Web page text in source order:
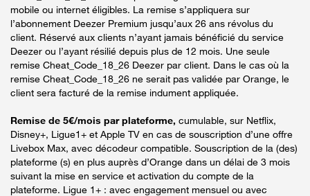
mobile ou internet éligibles. La remise s’appliquera sur
l’abonnement Deezer Premium jusqu’aux 26 ans révolus du
client. Réservé aux clients n’ayant jamais bénéficié du service
Deezer ou l’ayant résilié depuis plus de 12 mois. Une seule
remise Cheat_Code_18_26 Deezer par client. Dans le cas où la
remise Cheat_Code_18_26 ne serait pas validée par Orange, le
client sera facturé de la remise indument appliquée.
Remise de 5€/mois par plateforme, cumulable, sur Netflix,
Disney+, Ligue1+ et Apple TV en cas de souscription d’une offre
Livebox Max, avec décodeur compatible. Souscription de la (des)
plateforme (s) en plus auprès d’Orange dans un délai de 3 mois
suivant la mise en service et activation du compte de la
plateforme. Ligue 1+ : avec engagement mensuel ou avec